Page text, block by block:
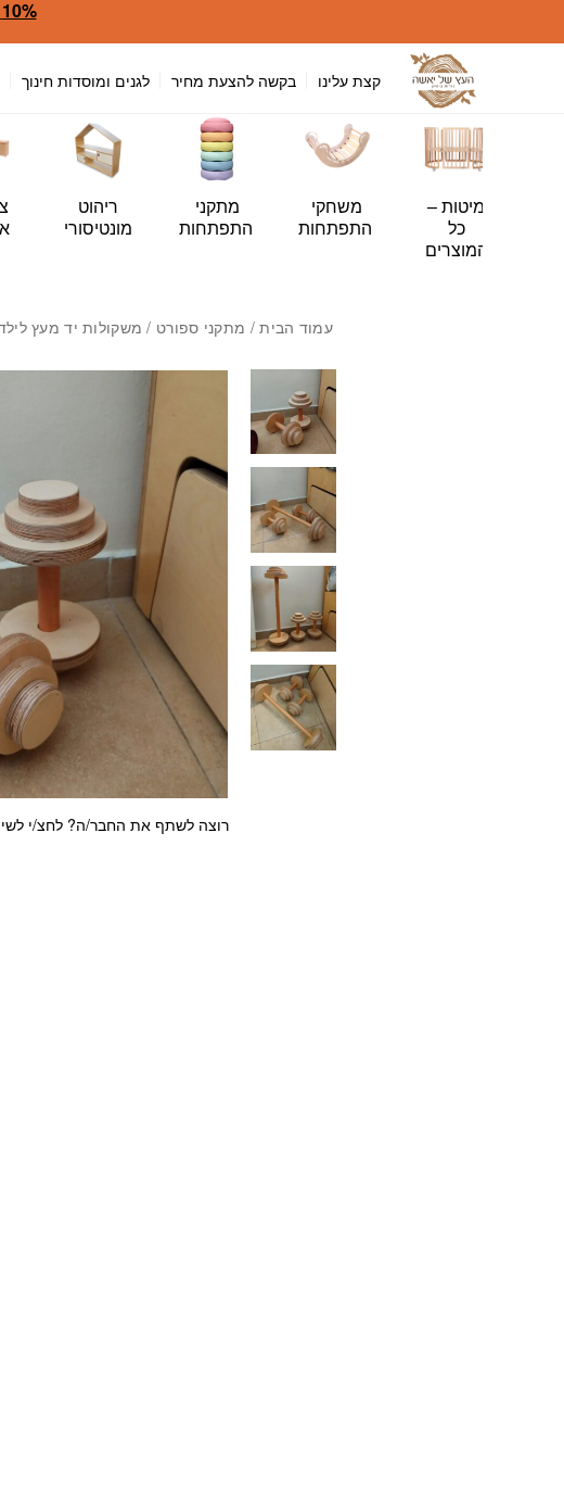
קצת עלינו בקשה להצעת מחיר לגנים ומוסדות חינוך
מיטות –
כל
המוצרים
משחקי
התפתחות
מתקני
התפתחות
ריהוט
מונטיסורי
עמוד הבית/ מתקני ספורט / משקולות יד מעץ
רוצה לשתף את החבר/ה? לחצ/י